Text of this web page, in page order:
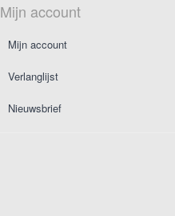
Mijn account
Mijn account
Verlanglijst
Nieuwsbrief